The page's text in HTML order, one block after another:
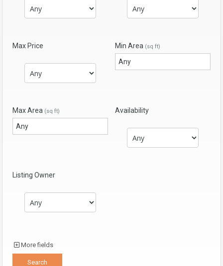
Max Price Min Area (sq ft)
Max Area (sq ft) Availability
Listing Owner
More fields